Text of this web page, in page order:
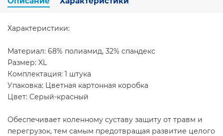
Характеристики:
Материал: 68% полиамид, 32% спандекс
Размер: XL
Комплектация: 1 штука
Упаковка: Цветная картонная коробка
Цвет: Серый-красный
Обеспечивает коленному суставу защиту от травм и
перегрузок, тем самым предотвращая развитие целого